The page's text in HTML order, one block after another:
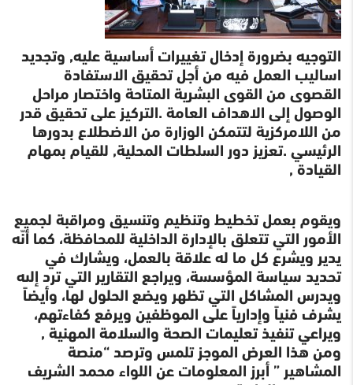
التوجيه بضرورة إدخال تغييرات أساسية عليه, وتجديد
اساليب العمل فيه من أجل تحقيق الاستفادة
القصوى من القوى البشرية المتاحة واختصار مراحل
الوصول إلى الاهداف العامة .التركيز على تحقيق قدر
من اللامركزية لتتمكن الوزارة من الاضطلاع بدورها
الرئيسي .تعزيز دور السلطات المحلية, للقيام بمهام
القيادة ,
ويقوم بعمل تخطيط وتنظيم وتنسيق ومراقبة لجميع
الأمور التي تتعلق بالإدارة الداخلية للمحافظة، كما أنّه
يدير ويشرع كل ما له علاقة بالعمل، ويشارك في
تحديد سياسة المؤسسة، ويراجع التقارير التي ترد إلىه
ويدرس المشاكل التي تظهر ويضع الحلول لها، وأيضاً
يشرف فنياً وإدارياً على الموظفين ويرفع كفاءتهم،
ويراعي تنفيذ تعليمات الصحة والسلامة المهنية ,
ومن هذا العرض الموجز تلمس وترصد “منصة
المشاهير ” أبرز المعلومات عن اللواء محمد الشريف